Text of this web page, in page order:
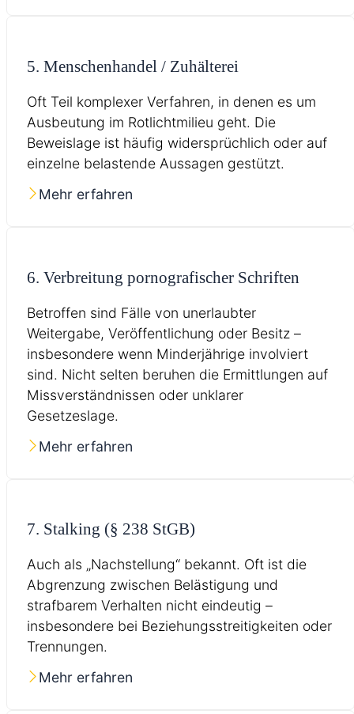
5. Menschenhandel / Zuhälterei
Oft Teil komplexer Verfahren, in denen es um
Ausbeutung im Rotlichtmilieu geht. Die
Beweislage ist häufig widersprüchlich oder auf
einzelne belastende Aussagen gestützt.
Mehr erfahren
6. Verbreitung pornografischer Schriften
Betroffen sind Fälle von unerlaubter
Weitergabe, Veröffentlichung oder Besitz –
insbesondere wenn Minderjährige involviert
sind. Nicht selten beruhen die Ermittlungen auf
Missverständnissen oder unklarer
Gesetzeslage.
Mehr erfahren
7. Stalking (§ 238 StGB)
Auch als „Nachstellung“ bekannt. Oft ist die
Abgrenzung zwischen Belästigung und
strafbarem Verhalten nicht eindeutig –
insbesondere bei Beziehungsstreitigkeiten oder
Trennungen.
Mehr erfahren